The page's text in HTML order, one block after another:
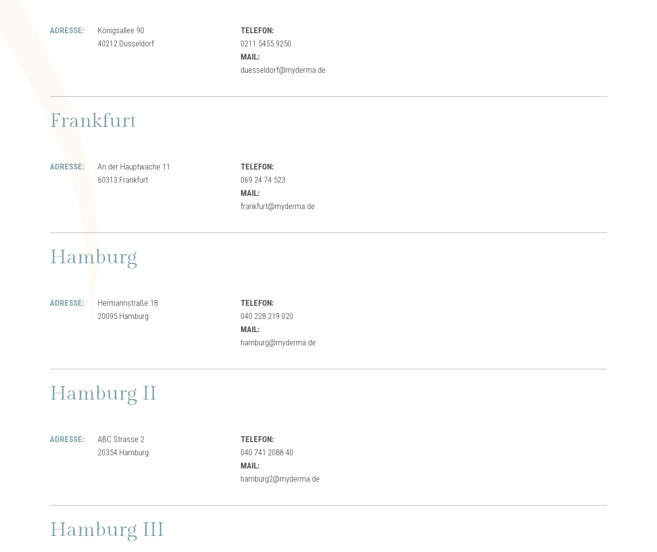
ADRESSE:
Königsallee 90
40212 Düsseldorf
TELEFON:
0211 5455 9250
MAIL:
duesseldorf@myderma.de
Frankfurt
ADRESSE:
An der Hauptwache 11
60313 Frankfurt
TELEFON:
069 24 74 523
MAIL:
frankfurt@myderma.de
Hamburg
ADRESSE:
Hermannstraße 18
20095 Hamburg
TELEFON:
040 228 219 020
MAIL:
hamburg@myderma.de
Hamburg II
ADRESSE:
ABC Strasse 2
20354 Hamburg
TELEFON:
040 741 2088 40
MAIL:
hamburg2@myderma.de
Hamburg III